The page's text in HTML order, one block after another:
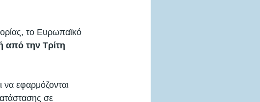
το Ευρωπαϊκό
από την Τρίτη
εφαρμόζονται
σε